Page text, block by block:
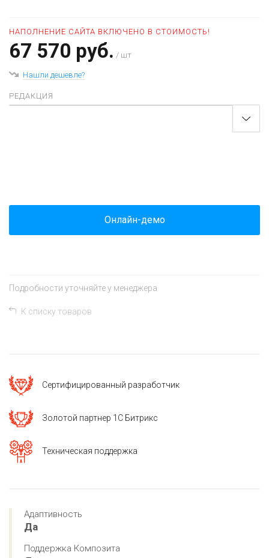
НАПОЛНЕНИЕ САЙТА ВКЛЮЧЕНО В СТОИМОСТЬ!
67 570 руб. / шт
Нашли дешевле?
РЕДАКЦИЯ
Онлайн-демо
Подробности уточняйте у менеджера
К списку товаров
Сертифицированный разработчик
Золотой партнер 1C Битрикс
Техническая поддержка
Адаптивность
Да
Поддержка Композита